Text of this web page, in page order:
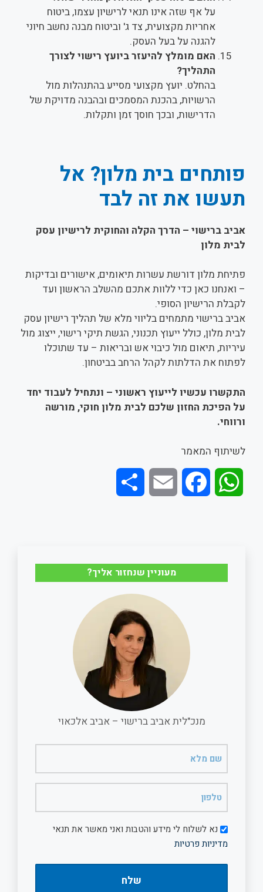
על אף שזה אינו תנאי לרישיון עצמו, ביטוח
אחריות מקצועית, צד ג' וביטוח מבנה נחשב חיוני
להגנה על בעל העסק.
האם מומלץ להיעזר ביועץ רישוי לצורך
התהליך?
בהחלט. יועץ מקצועי מסייע בהתנהלות מול
הרשויות, בהכנת המסמכים ובהבנה מדויקת של
הדרישות, ובכך חוסך זמן ותקלות.
פותחים בית מלון? אל
תעשו את זה לבד
אביב ברישוי – הדרך הקלה והחוקית לרישיון עסק
לבית מלון
פתיחת מלון דורשת עשרות תיאומים, אישורים ובדיקות
– ואנחנו כאן כדי ללוות אתכם מהשלב הראשון ועד
לקבלת הרישיון הסופי.
אביב ברישוי מתמחים בליווי מלא של תהליך רישיון עסק
לבית מלון, כולל ייעוץ תכנוני, הגשת תיקי רישוי, ייצוג מול
עיריות, תיאום מול כיבוי אש ובריאות – עד שתוכלו
לפתוח את הדלתות לקהל הרחב בביטחון.
התקשרו עכשיו לייעוץ ראשוני – ונתחיל לעבוד יחד
על הפיכת החזון שלכם לבית מלון חוקי, מורשה
ורווחי.
לשיתוף המאמר
t
e
o
k
i
l
r
e
מעוניין שנחזור אליך?
מנכ"לית אביב ברישוי – אביב אלכאוי
מלא
דיוורנא לשלוח לי מידע והטבות ואני מאשר את תנאי
מדיניות פרטיות